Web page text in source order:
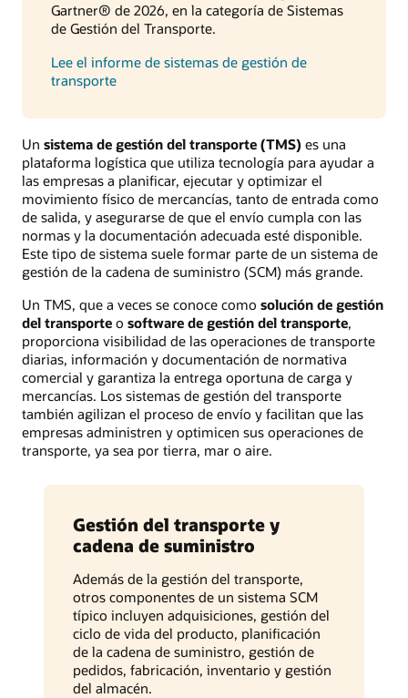
Gartner® de 2026, en la categoría de Sistemas
de Gestión del Transporte.
Lee el informe de sistemas de gestión de
transporte
Un sistema de gestión del transporte (TMS) es una
plataforma logística que utiliza tecnología para ayudar a
las empresas a planificar, ejecutar y optimizar el
movimiento físico de mercancías, tanto de entrada como
de salida, y asegurarse de que el envío cumpla con las
normas y la documentación adecuada esté disponible.
Este tipo de sistema suele formar parte de un sistema de
gestión de la cadena de suministro (SCM) más grande.
Un TMS, que a veces se conoce como solución de gestión
del transporte o software de gestión del transporte,
proporciona visibilidad de las operaciones de transporte
diarias, información y documentación de normativa
comercial y garantiza la entrega oportuna de carga y
mercancías. Los sistemas de gestión del transporte
también agilizan el proceso de envío y facilitan que las
empresas administren y optimicen sus operaciones de
transporte, ya sea por tierra, mar o aire.
Gestión del transporte y
cadena de suministro
Además de la gestión del transporte,
otros componentes de un sistema SCM
típico incluyen adquisiciones, gestión del
ciclo de vida del producto, planificación
de la cadena de suministro, gestión de
pedidos, fabricación, inventario y gestión
del almacén.